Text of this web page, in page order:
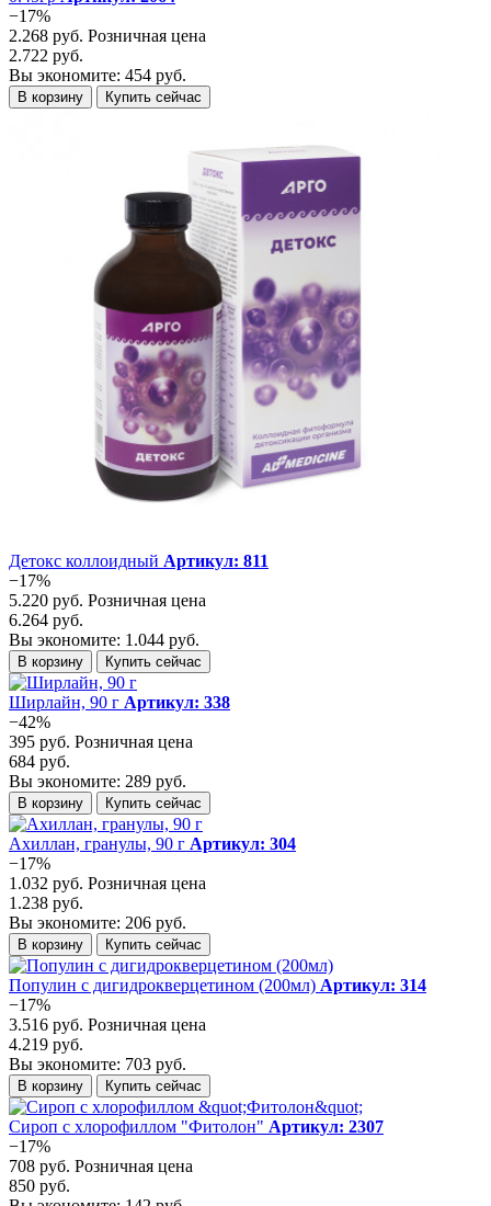
−17%
2.268 руб. Розничная цена
2.722 руб.
Вы экономите: 454 руб.
В корзину Купить сейчас
Детокс коллоидный Артикул: 811
−17%
5.220 руб. Розничная цена
6.264 руб.
Вы экономите: 1.044 руб.
В корзину Купить сейчас
Ширлайн, 90 г Артикул: 338
−42%
395 руб. Розничная цена
684 руб.
Вы экономите: 289 руб.
В корзину Купить сейчас
Ахиллан, гранулы, 90 г Артикул: 304
−17%
1.032 руб. Розничная цена
1.238 руб.
Вы экономите: 206 руб.
В корзину Купить сейчас
Популин с дигидрокверцетином (200мл) Артикул: 314
−17%
3.516 руб. Розничная цена
4.219 руб.
Вы экономите: 703 руб.
В корзину Купить сейчас
Сироп с хлорофиллом "Фитолон" Артикул: 2307
−17%
708 руб. Розничная цена
850 руб.